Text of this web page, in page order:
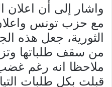
واشار إلى أن اعلان
مع حزب تونس
الثورية، جعل هذه
من سقف طلباتها
ملاحظا انه رغم غضب
قبلت بكل طلبات